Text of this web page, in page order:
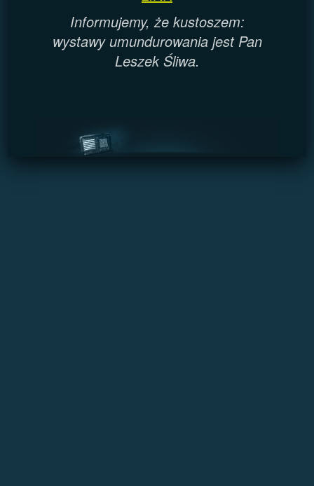
Informujemy, że kustoszem:
wystawy umundurowania jest Pan
Leszek Śliwa.